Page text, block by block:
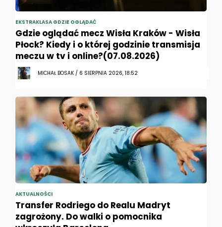
EKSTRAKLASA GDZIE OGLĄDAĆ
Gdzie oglądać mecz Wisła Kraków - Wisła
Płock? Kiedy i o której godzinie transmisja
meczu w tv i online?(07.08.2026)
MICHAŁ BOSAK / 6 SIERPNIA 2026, 18:52
AKTUALNOŚCI
Transfer Rodriego do Realu Madryt
zagrożony. Do walki o pomocnika